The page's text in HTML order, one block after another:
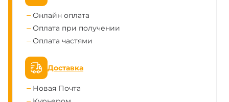
Онлайн оплата
Оплата при получении
Оплата частями
Доставка
Новая Почта